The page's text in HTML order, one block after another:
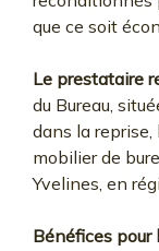
que ce soit
Le prestataire
du Bureau,
dans la
mobilier de
Yvelines, en
Bénéfices pour